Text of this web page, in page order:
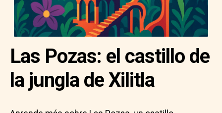
Las Pozas: el castillo de
la jungla de Xilitla